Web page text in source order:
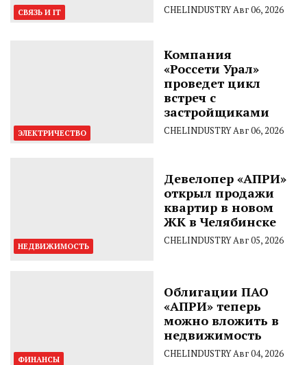
СВЯЗЬ И IT CHELINDUSTRYАвг 06, 2026
ЭЛЕКТРИЧЕСТВО
Компания
«Россети Урал»
проведет цикл
встреч с
застройщиками
CHELINDUSTRYАвг 06, 2026
НЕДВИЖИМОСТЬ
Девелопер «АПРИ»
открыл продажи
квартир в новом
ЖК в Челябинске
CHELINDUSTRYАвг 05, 2026
ФИНАНСЫ
Облигации ПАО
«АПРИ» теперь
можно вложить в
недвижимость
CHELINDUSTRYАвг 04, 2026